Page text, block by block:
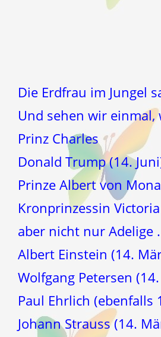
Die Erdfrau im Jungel
Und sehen wir
Prinz Charles
Donald Trump (14.
Prinze Albert von
Kronprinzessin
aber nicht nur Adelige
Albert Einstein (14.
Wolfgang Petersen
Paul Ehrlich (ebenfalls
Johann Strauss (14.